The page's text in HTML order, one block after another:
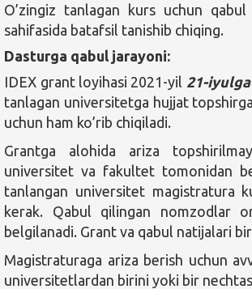
O’zingiz tanlagan kurs uchun
sahifasida batafsil tanishib chiqing.
Dasturga qabul jarayoni:
IDEX grant loyihasi 2021-yil 21-
tanlagan universitetga hujjat
uchun ham ko’rib chiqiladi.
Grantga alohida ariza
universitet va fakultet tomonidan
tanlangan universitet magistratura
kerak. Qabul qilingan nomzodlar
belgilanadi. Grant va qabul natijalari
Magistraturaga ariza berish uchun
universitetlardan birini yoki bir